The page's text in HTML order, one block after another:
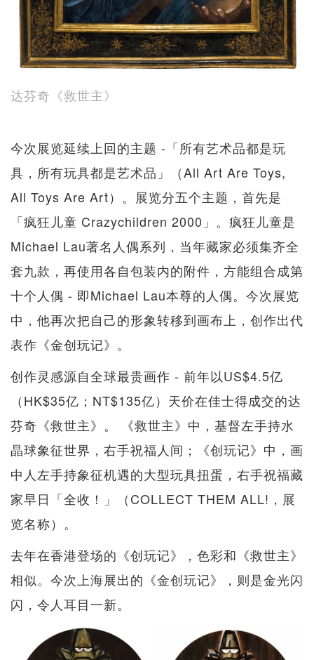
达芬奇《救世主》
今次展览延续上回的主题 -「所有艺术品都是玩
具，所有玩具都是艺术品」（All Art Are Toys,
All Toys Are Art）。展览分五个主题，首先是
「疯狂儿童 Crazychildren 2000」。疯狂儿童是
Michael Lau著名人偶系列，当年藏家必须集齐全
套九款，再使用各自包装内的附件，方能组合成第
十个人偶 - 即Michael Lau本尊的人偶。今次展览
中，他再次把自己的形象转移到画布上，创作出代
表作《金创玩记》。
创作灵感源自全球最贵画作 - 前年以US$4.5亿
（HK$35亿；NT$135亿）天价在佳士得成交的达
芬奇《救世主》。 《救世主》中，基督左手持水
晶球象征世界，右手祝福人间；《创玩记》中，画
中人左手持象征机遇的大型玩具扭蛋，右手祝福藏
家早日「全收！」（COLLECT THEM ALL!，展
览名称）。
去年在香港登场的《创玩记》，色彩和《救世主》
相似。今次上海展出的《金创玩记》，则是金光闪
闪，令人耳目一新。